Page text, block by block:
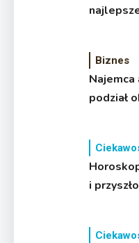
Biznes
Najemca
podział
i